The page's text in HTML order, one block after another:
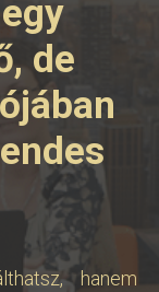
de
hanem